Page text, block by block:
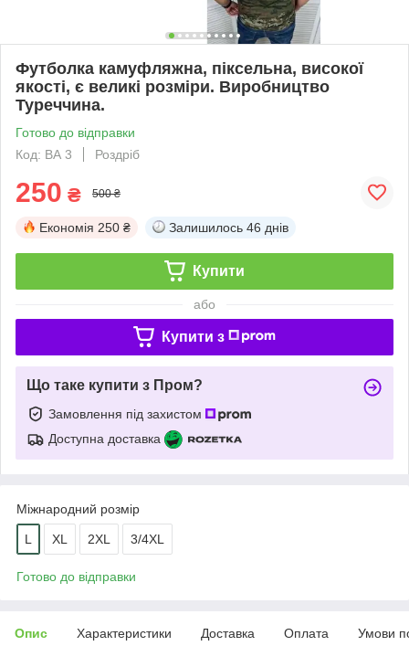
Футболка камуфляжна, піксельна, високої
якості, є великі розміри. Виробництво
Туреччина.
Готово до відправки
Код: ВА 3
Роздріб
250 ₴ 500 ₴
Економія 250 ₴ Залишилось 46 днів
Купити
або
Купити з
Що таке купити з Пром?
Замовлення під захистом
Доступна доставка
Міжнародний розмір
L XL 2XL 3/4XL
Готово до відправки
Опис Характеристики Доставка Оплата Умови